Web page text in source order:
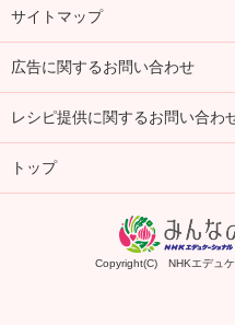
サイトマップ
広告に関するお問い合わせ
レシピ提供に関するお問い合わ
トップ
Copyright(C) NHKエデュケ